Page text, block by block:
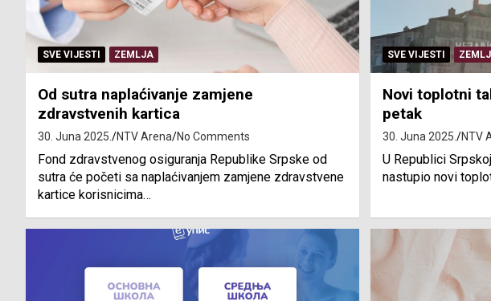
SVE VIJESTI ZEMLJA
Od sutra naplaćivanje zamjene
zdravstvenih kartica
30. Juna 2025. NTV Arena No Comments
Fond zdravstvenog osiguranja Republike Srpske od
sutra će početi sa naplaćivanjem zamjene zdravstvene
kartice korisnicima…
SVE VIJESTI
Novi toplotni
petak
30. Juna 2025. NTV
U Republici
nastupio novi